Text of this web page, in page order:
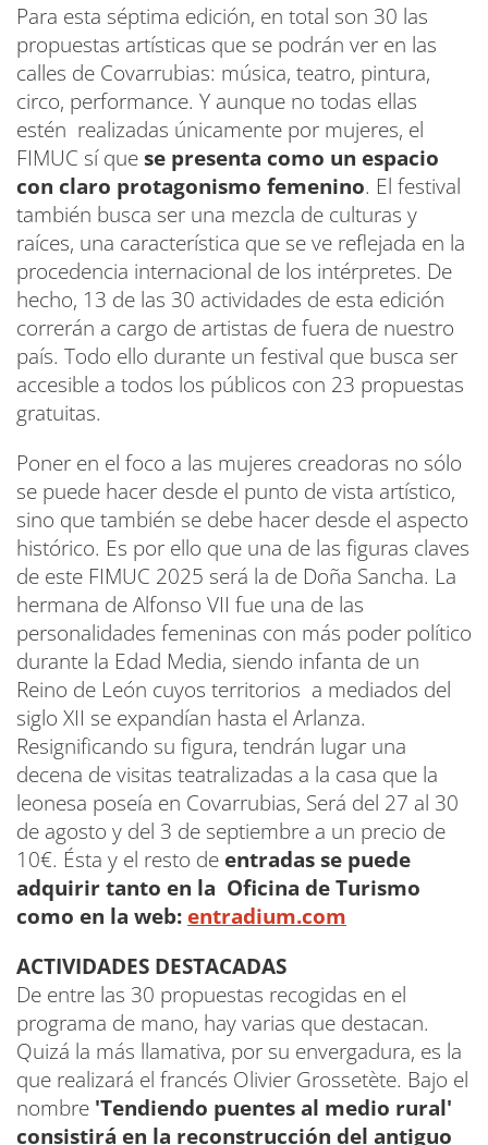
Para esta séptima edición, en total son 30 las
propuestas artísticas que se podrán ver en las
calles de Covarrubias: música, teatro, pintura,
circo, performance. Y aunque no todas ellas
estén realizadas únicamente por mujeres, el
FIMUC sí quese presenta como un espacio
con claro protagonismo femenino. El festival
también busca ser una mezcla de culturas y
raíces, una característica que se ve reflejada en la
procedencia internacional de los intérpretes. De
hecho, 13 de las 30 actividades de esta edición
correrán a cargo de artistas de fuera de nuestro
país. Todo ello durante un festival que busca ser
accesible a todos los públicos con 23 propuestas
gratuitas.
Poner en el foco a las mujeres creadoras no sólo
se puede hacer desde el punto de vista artístico,
sino que también se debe hacer desde el aspecto
histórico. Es por ello que una de las figuras claves
de este FIMUC 2025 será la de Doña Sancha. La
hermana de Alfonso VII fue una de las
personalidades femeninas con más poder político
durante la Edad Media, siendo infanta de un
Reino de León cuyos territorios a mediados del
siglo XII se expandían hasta el Arlanza.
Resignificando su figura, tendrán lugar una
decena de visitas teatralizadas a la casa que la
leonesa poseía en Covarrubias, Será del 27 al 30
de agosto y del 3 de septiembre a un precio de
10€. Ésta y el resto de entradas se puede
adquirir tanto en la Oficina de Turismo
como en la web: entradium.com
ACTIVIDADES DESTACADAS
De entre las 30 propuestas recogidas en el
programa de mano, hay varias que destacan.
Quizá la más llamativa, por su envergadura, es la
que realizará el francés Olivier Grossetète. Bajo el
nombre 'Tendiendo puentes al medio rural'
consistirá en la reconstrucción del antiguo